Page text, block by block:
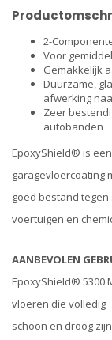
2-
Voor
Gemakkelijk
Duurzame,
afwerking
Zeer
autobanden
EpoxyShield® is
garagevloercoating
goed bestand
voertuigen en
AANBEVOLEN
EpoxyShield® 5300
vloeren die volledig
schoon en droog